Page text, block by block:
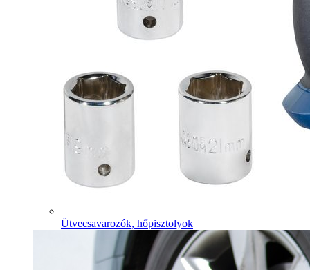
Ütvecsavarozók, hőpisztolyok